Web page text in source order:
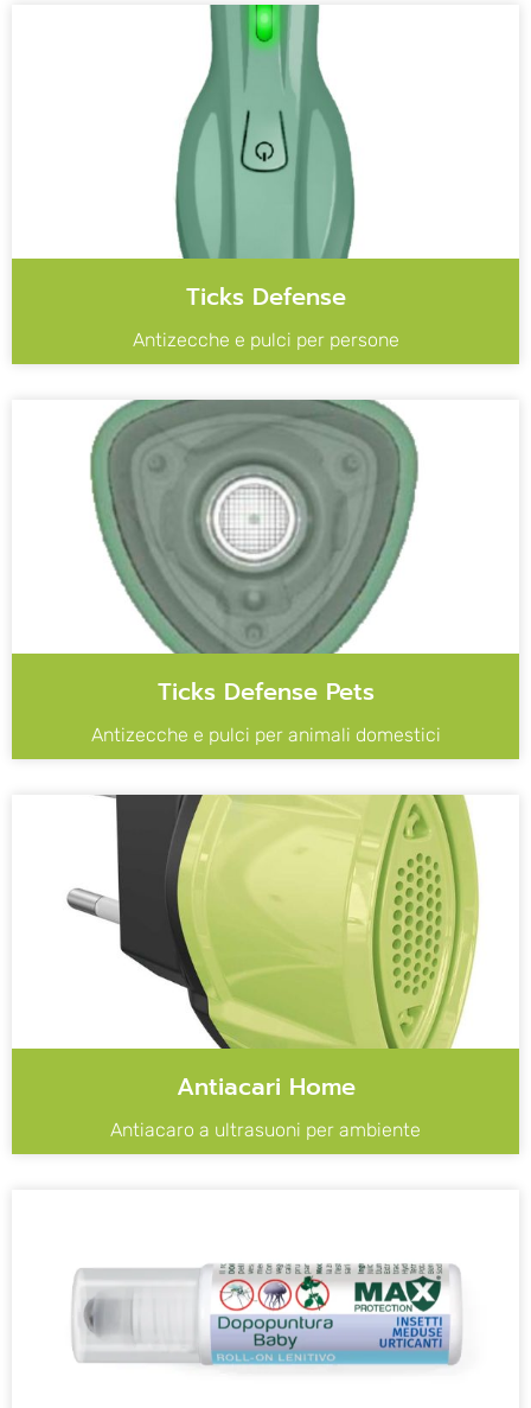
Ticks Defense
Antizecche e pulci per persone
Ticks Defense Pets
Antizecche e pulci per animali domestici
Antiacari Home
Antiacaro a ultrasuoni per ambiente